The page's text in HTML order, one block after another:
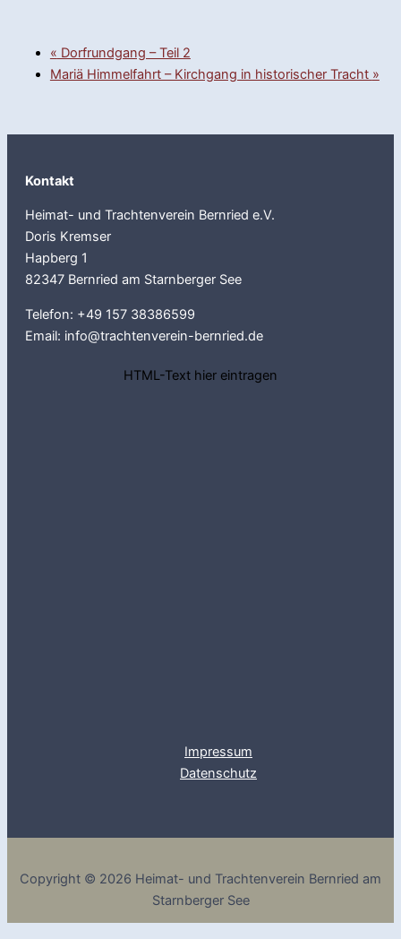
« Dorfrundgang – Teil 2
Mariä Himmelfahrt – Kirchgang in historischer Tracht »
Kontakt
Heimat- und Trachtenverein Bernried e.V.
Doris Kremser
Hapberg 1
82347 Bernried am Starnberger See
Telefon: +49 157 38386599
Email: info@trachtenverein-bernried.de
HTML-Text hier eintragen
Impressum
Datenschutz
Copyright © 2026 Heimat- und Trachtenverein Bernried am
Starnberger See